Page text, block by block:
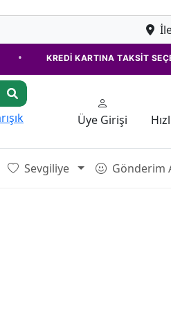
KREDİ KARTINA TAKSİT SEÇENEĞİ
Üye Girişi
Sevgiliye Gönderim